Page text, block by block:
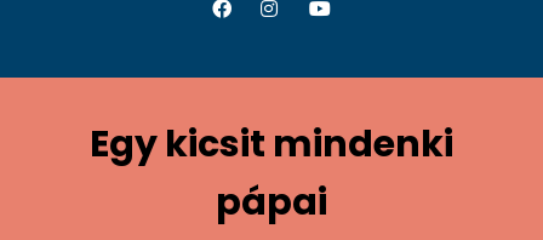
Egy kicsit mindenki
pápai